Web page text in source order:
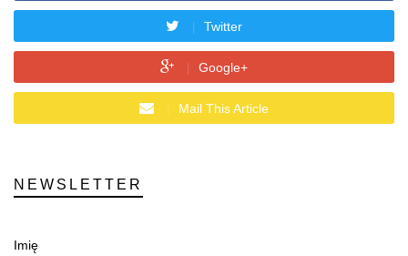
Twitter
Google+
Mail This Article
NEWSLETTER
Imię